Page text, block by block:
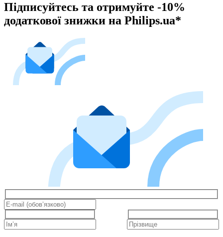
Підписуйтесь та отримуйте -10%
додаткової знижки на Philips.ua*